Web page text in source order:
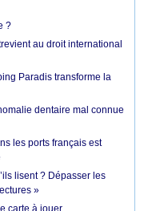
?
au droit international
Paradis transforme la
dentaire mal connue
les ports français est
lisent ? Dépasser les
»
carte à jouer